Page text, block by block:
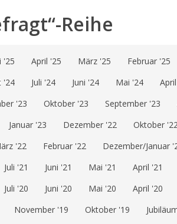
Reihe
'25 April '25 März '25 Februar '25
'24 Juli '24 Juni '24 Mai '24
'23 Oktober '23 September '23
Januar '23 Dezember '22 Oktober '22
'22 Februar '22 Dezember/Januar
Juli '21 Juni '21 Mai '21 April '21
Juli '20 Juni '20 Mai '20 April '20
November '19 Oktober '19